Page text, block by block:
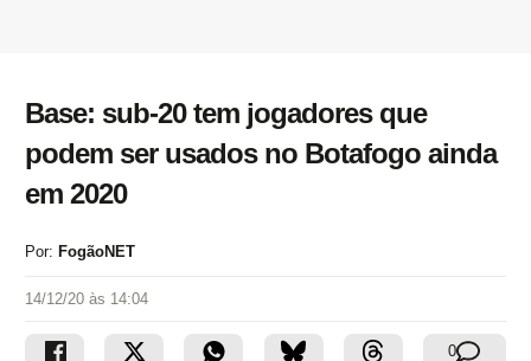
Base: sub-20 tem jogadores que
podem ser usados no Botafogo ainda
em 2020
Por: FogãoNET
14/12/20 às 14:04
0